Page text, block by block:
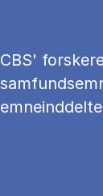
CBS'